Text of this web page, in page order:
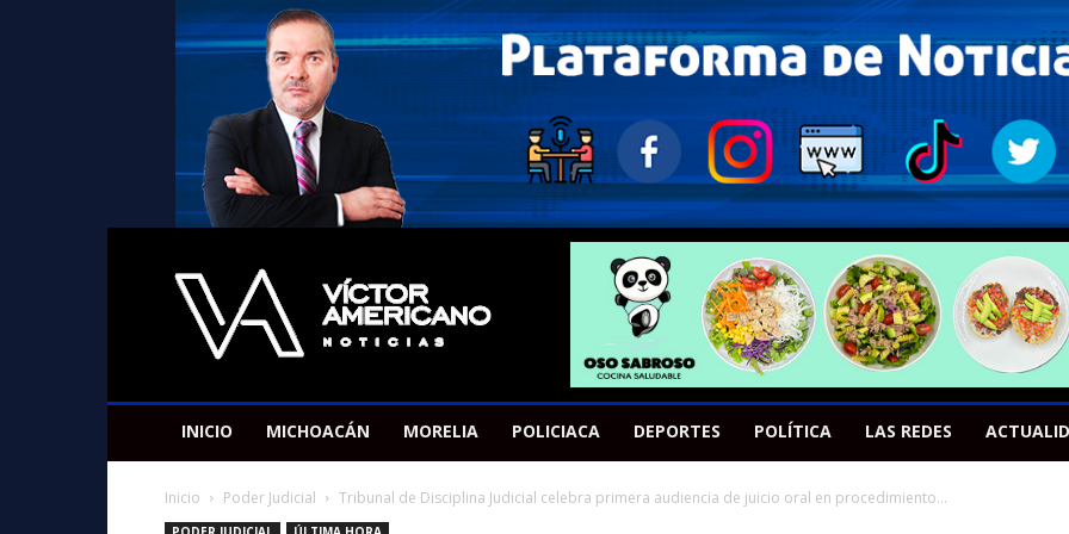
Americano
Victor
INICIO MICHOACÁN MORELIA POLICIACA DEPORTES POLÍTICA LAS REDES
Inicio Poder Judicial Tribunal de Disciplina Judicial celebra primera audiencia de juicio oral en procedimiento...